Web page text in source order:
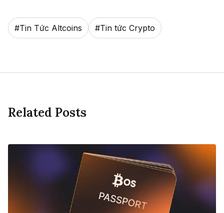
#Tin Tức Altcoins #Tin tức Crypto
Related Posts